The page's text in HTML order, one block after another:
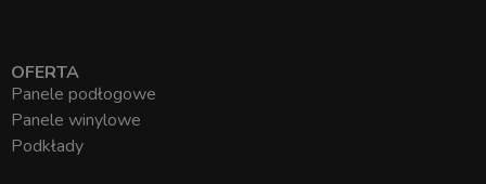
OFERTA
Panele podłogowe
Panele winylowe
Podkłady